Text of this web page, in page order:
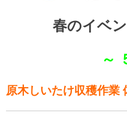
春のイベ
～
原木しいたけ収穫作業